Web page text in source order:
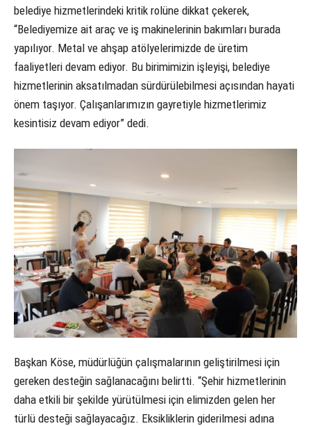
belediye hizmetlerindeki kritik rolüne dikkat çekerek,
“Belediyemize ait araç ve iş makinelerinin bakımları burada
yapılıyor. Metal ve ahşap atölyelerimizde de üretim
faaliyetleri devam ediyor. Bu birimimizin işleyişi, belediye
hizmetlerinin aksatılmadan sürdürülebilmesi açısından hayati
önem taşıyor. Çalışanlarımızın gayretiyle hizmetlerimiz
kesintisiz devam ediyor” dedi.
Başkan Köse, müdürlüğün çalışmalarının geliştirilmesi için
gereken desteğin sağlanacağını belirtti. “Şehir hizmetlerinin
daha etkili bir şekilde yürütülmesi için elimizden gelen her
türlü desteği sağlayacağız. Eksikliklerin giderilmesi adına